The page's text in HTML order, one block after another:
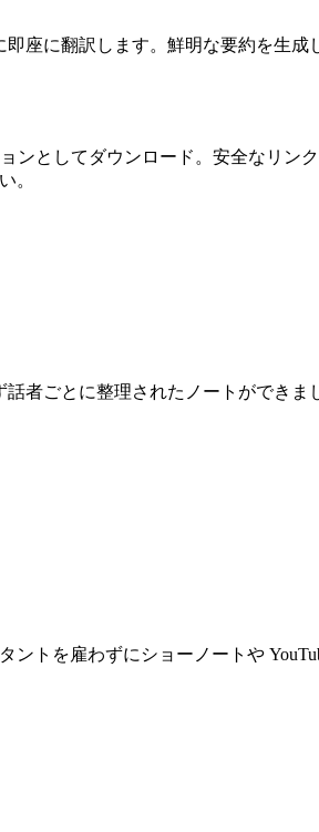
座に翻訳します。鮮明な要約を生
としてダウンロード。安全なリン
。
者ごとに整理されたノートができま
トを雇わずにショーノートや